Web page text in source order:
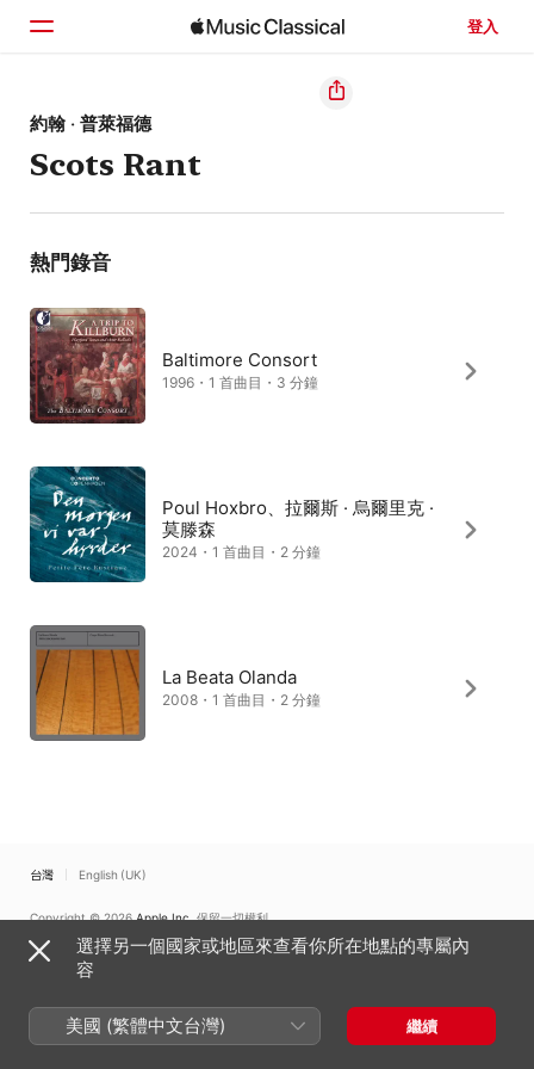
登入
首頁
瀏覽
搜尋
約翰 ‧ 普萊福德
Scots Rant
熱門錄音
Baltimore Consort
1996・1 首曲目・3 分鐘
Poul Hoxbro、拉爾斯 · 烏爾里克 ·
莫滕森
2024・1 首曲目・2 分鐘
La Beata Olanda
2008・1 首曲目・2 分鐘
台灣 English (UK)
Copyright © 2026 Apple Inc. 保留一切權利。
網路服務條款
Apple Music 與隱私權 Cookie 警告 支援 意見回饋
選擇另一個國家或地區來查看你所在地點的專屬內
容
美國 (繁體中文台灣) 繼續